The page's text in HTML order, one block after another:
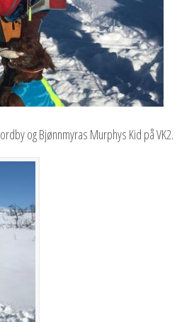
og Bjønnmyras Murphys Kid på VK2.